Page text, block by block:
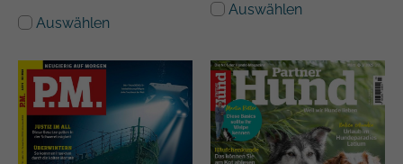
Auswählen
Auswählen